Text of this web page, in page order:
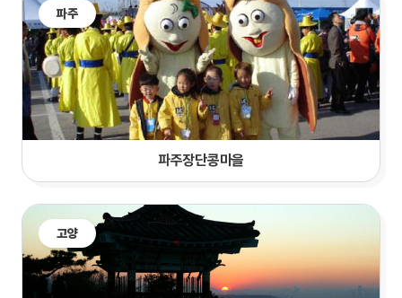
파주
파주장단콩마을
고양